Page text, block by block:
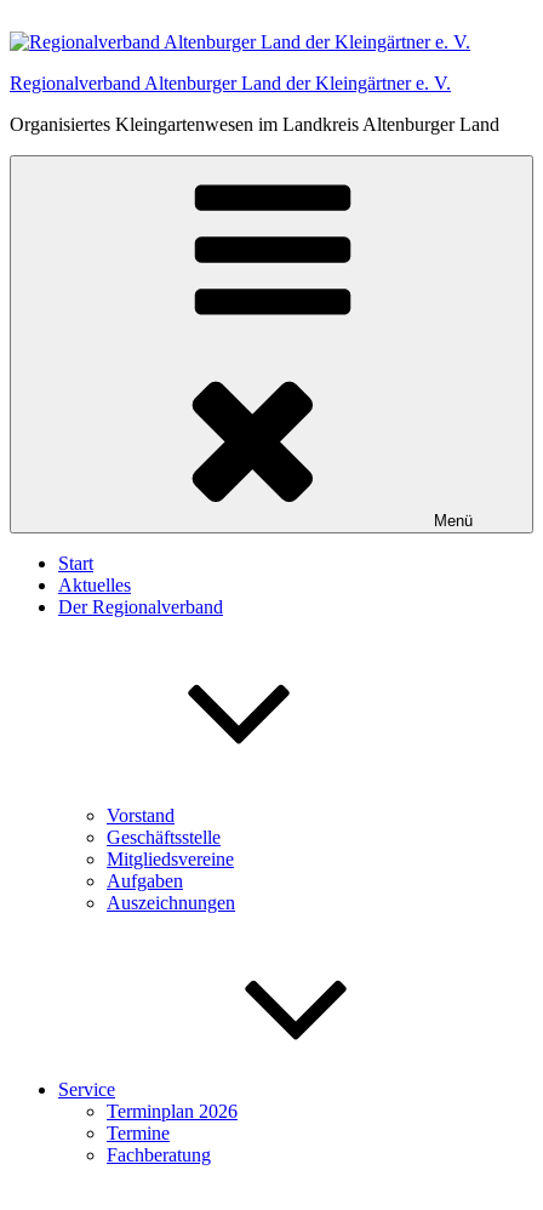
Inhalt
Regionalverband Altenburger Land der Kleingärtner e. V.
Organisiertes Kleingartenwesen im Landkreis Altenburger Land
Menü
Start
Aktuelles
Der Regionalverband
Vorstand
Geschäftsstelle
Mitgliedsvereine
Aufgaben
Auszeichnungen
Service
Terminplan 2026
Termine
Fachberatung